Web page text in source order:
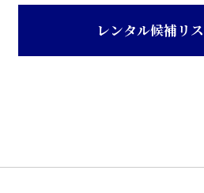
色
レンタル候補リ